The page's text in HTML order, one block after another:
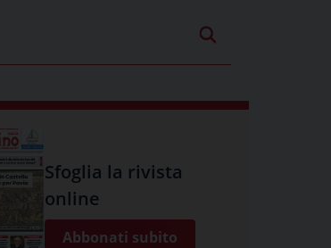
Sfoglia la rivista
online
Abbonati subito